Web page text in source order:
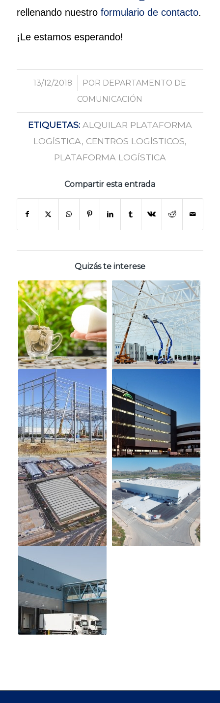
rellenando nuestro formulario de contacto.
¡Le estamos esperando!
13/12/2018
/ POR DEPARTAMENTO DE
COMUNICACIÓN
ETIQUETAS: ALQUILAR PLATAFORMA
LOGÍSTICA, CENTROS LOGÍSTICOS,
PLATAFORMA LOGÍSTICA
Compartir esta entrada
Quizás te interese